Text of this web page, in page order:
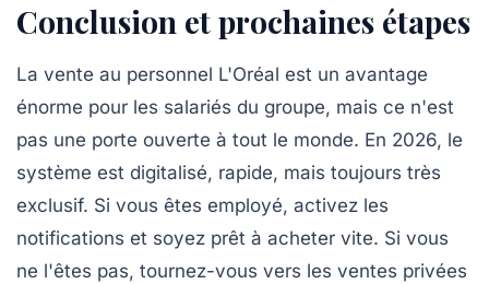
Conclusion et prochaines étapes
La vente au personnel L'Oréal est un avantage
énorme pour les salariés du groupe, mais ce n'est
pas une porte ouverte à tout le monde. En 2026, le
système est digitalisé, rapide, mais toujours très
exclusif. Si vous êtes employé, activez les
notifications et soyez prêt à acheter vite. Si vous
ne l'êtes pas, tournez-vous vers les ventes privées